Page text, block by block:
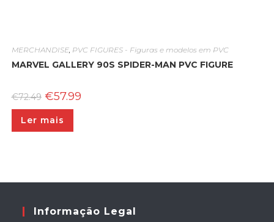
MERCHANDISE, PVC FIGURES - Figuras e modelos em PVC
MARVEL GALLERY 90S SPIDER-MAN PVC FIGURE
€72.49 O
preço
original
era:
€57.99O
Ler mais
Informação Legal